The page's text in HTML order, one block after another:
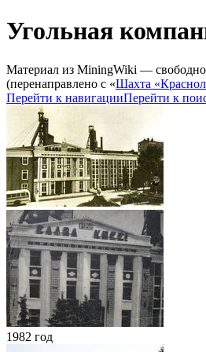
Угольная
Материал из MiningWiki —
(перенаправлено с «Шахта
Перейти к навигацииПерейти к
1982 год